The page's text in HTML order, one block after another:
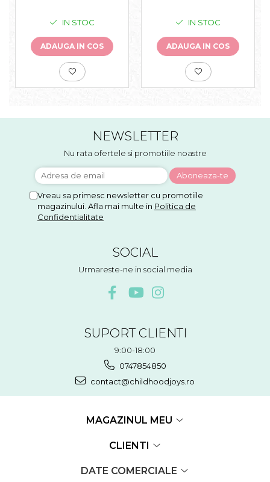
IN STOC
ADAUGA IN COS
IN STOC
ADAUGA IN COS
NEWSLETTER
Nu rata ofertele si promotiile noastre
Vreau sa primesc newsletter cu promotiile
magazinului. Afla mai multe in Politica de
Confidentialitate
SOCIAL
Urmareste-ne in social media
SUPORT CLIENTI
9:00-18:00
0747854850
contact@childhoodjoys.ro
MAGAZINUL MEU
CLIENTI
DATE COMERCIALE